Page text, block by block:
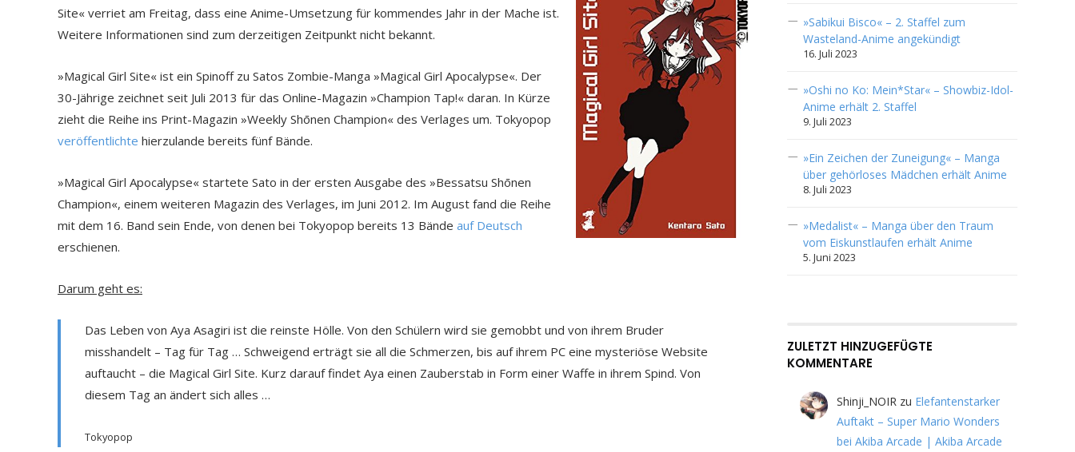
Site« verriet am Freitag, dass eine Anime-Umsetzung für kommendes Jahr in der Mache ist.
Weitere Informationen sind zum derzeitigen Zeitpunkt nicht bekannt.
»Magical Girl Site« ist ein Spinoff zu Satos Zombie-Manga »Magical Girl Apocalypse«. Der
30-Jährige zeichnet seit Juli 2013 für das Online-Magazin »Champion Tap!« daran. In Kürze
zieht die Reihe ins Print-Magazin »Weekly Shōnen Champion« des Verlages um. Tokyopop
veröffentlichte hierzulande bereits fünf Bände.
»Magical Girl Apocalypse« startete Sato in der ersten Ausgabe des »Bessatsu Shōnen
Champion«, einem weiteren Magazin des Verlages, im Juni 2012. Im August fand die Reihe
mit dem 16. Band sein Ende, von denen bei Tokyopop bereits 13 Bände auf Deutsch
erschienen.
Darum geht es:
Das Leben von Aya Asagiri ist die reinste Hölle. Von den Schülern wird sie gemobbt und von ihrem Bruder
misshandelt – Tag für Tag … Schweigend erträgt sie all die Schmerzen, bis auf ihrem PC eine mysteriöse Website
auftaucht – die Magical Girl Site. Kurz darauf findet Aya einen Zauberstab in Form einer Waffe in ihrem Spind. Von
diesem Tag an ändert sich alles …
Tokyopop
»Sabikui Bisco« – 2. Staffel zum
Wasteland-Anime angekündigt
16. Juli 2023
»Oshi no Ko: Mein*Star« – Showbiz-Idol-
Anime erhält 2. Staffel
9. Juli 2023
»Ein Zeichen der Zuneigung« – Manga
über gehörloses Mädchen erhält Anime
8. Juli 2023
»Medalist« – Manga über den Traum
vom Eiskunstlaufen erhält Anime
5. Juni 2023
ZULETZT HINZUGEFÜGTE
KOMMENTARE
Shinji_NOIRzu Elefantenstarker
Auftakt – Super Mario Wonders
bei Akiba Arcade | Akiba Arcade